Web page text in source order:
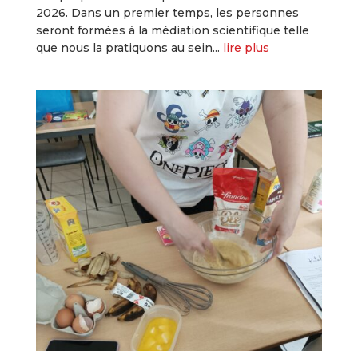
2026. Dans un premier temps, les personnes
seront formées à la médiation scientifique telle
que nous la pratiquons au sein... lire plus